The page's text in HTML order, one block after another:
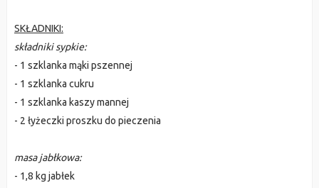
SKŁADNIKI:
składniki sypkie:
- 1 szklanka mąki pszennej
- 1 szklanka cukru
- 1 szklanka kaszy mannej
- 2 łyżeczki proszku do pieczenia
masa jabłkowa:
- 1,8 kg jabłek